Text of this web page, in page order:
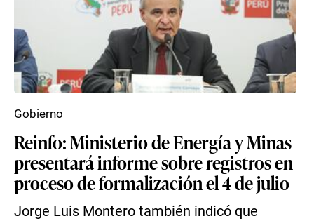
Reinfo: Ministerio de Energía y Minas
presentará informe sobre registros en
proceso de formalización el 4 de julio
Jorge Luis Montero también indicó que
Gobierno